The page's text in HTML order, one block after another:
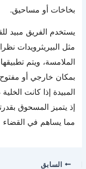
بخاخات أو مساحيق.
يستخدم الفريق مبيد
مثل البيريثرويدات
الملامسة، ويتم
بمكان خارجي أو
المبيدة إذا كانت
إذ يتميز المسحوق
مما يساهم في القضاء
السابق